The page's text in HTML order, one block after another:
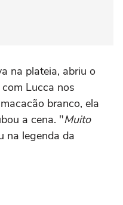
na plateia, abriu o
Lucca nos
branco, ela
a cena. "Muito
na legenda da